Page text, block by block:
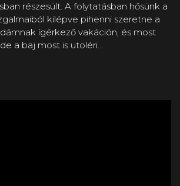
részesült. A folytatásban hősünk a
kilépve pihenni szeretne a
ígérkező vakáción, és most
a baj most is utoléri…